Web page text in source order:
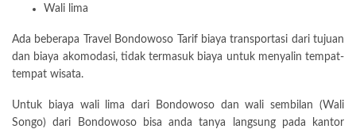
Wali lima
Ada beberapa Travel Bondowoso Tarif biaya transportasi dari tujuan
dan biaya akomodasi, tidak termasuk biaya untuk menyalin tempat-
tempat wisata.
Untuk biaya wali lima dari Bondowoso dan wali sembilan (Wali
Songo) dari Bondowoso bisa anda tanya langsung pada kantor